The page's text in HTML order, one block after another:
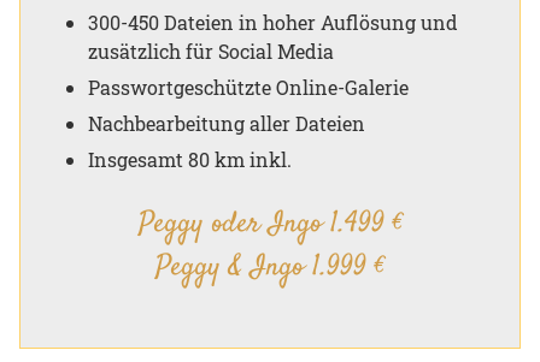
300-450 Dateien in hoher Auflösung und
zusätzlich für Social Media
Passwortgeschützte Online-Galerie
Nachbearbeitung aller Dateien
Insgesamt 80 km inkl.
Peggy oder Ingo 1.499 €
Peggy & Ingo 1.999 €